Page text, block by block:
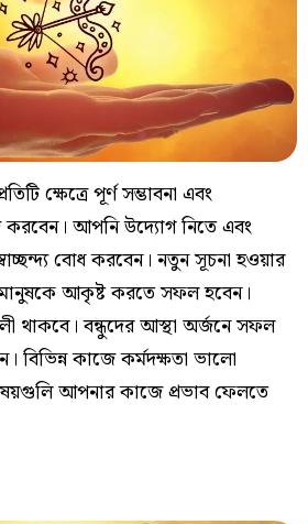
ক্ষেত্রে পূর্ণ সম্ভাবনা এবং
করবেন। আপনি উদ্যোগ নিতে এবং
বোধ করবেন। নতুন সূচনা হওয়ার
মানুষকে আকৃষ্ট করতে সফল হবেন।
থাকবে। বন্ধুদের আস্থা অর্জনে সফল
বিভিন্ন কাজে কর্মদক্ষতা ভালো
আপনার কাজে প্রভাব ফেলতে